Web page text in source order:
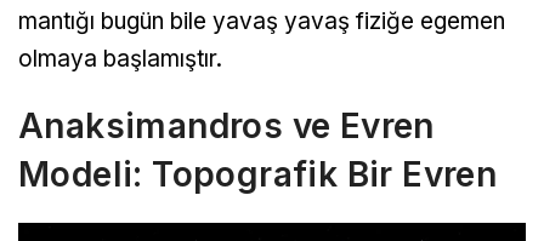
mantığı bugün bile yavaş yavaş fiziğe egemen
olmaya başlamıştır.
Anaksimandros ve Evren
Modeli: Topografik Bir Evren